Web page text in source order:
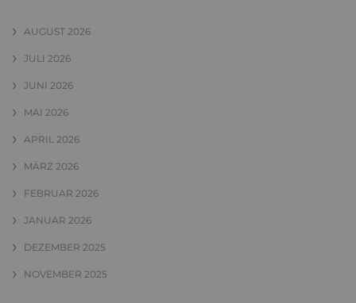
AUGUST 2026
JULI 2026
JUNI 2026
MAI 2026
APRIL 2026
MÄRZ 2026
FEBRUAR 2026
JANUAR 2026
DEZEMBER 2025
NOVEMBER 2025